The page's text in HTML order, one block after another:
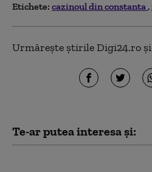
Etichete: cazinoul din constanta
Urmărește știrile Digi24.ro
Te-ar putea interesa și: